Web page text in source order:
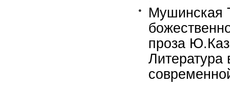
Мушинская
проза